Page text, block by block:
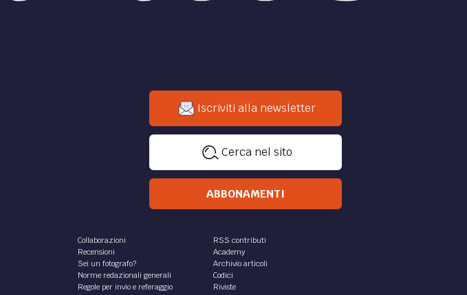
Iscriviti alla newsletter
Cerca nel sito
ABBONAMENTI
Collaborazioni
Recensioni
Sei un fotografo?
Norme redazionali generali
Regole per invio e referaggio
RSS contributi
Academy
Archivio articoli
Codici
Riviste